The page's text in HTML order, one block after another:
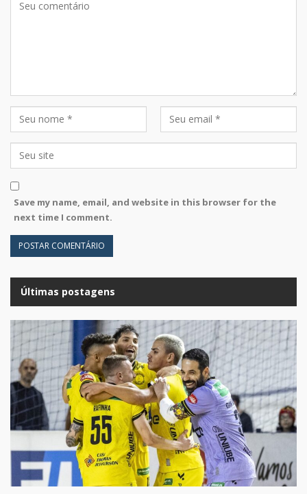
Save my name, email, and website in this browser for the
next time I comment.
Últimas postagens